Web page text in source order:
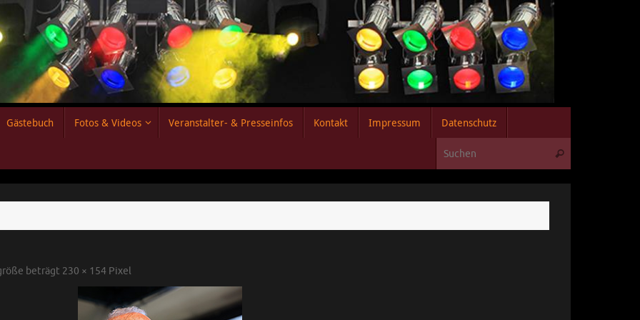
Gästebuch Fotos & Videos Veranstalter- & Presseinfos Kontakt Impressum
Datenschutz
Suchen
beträgt 230 × 154 Pixel